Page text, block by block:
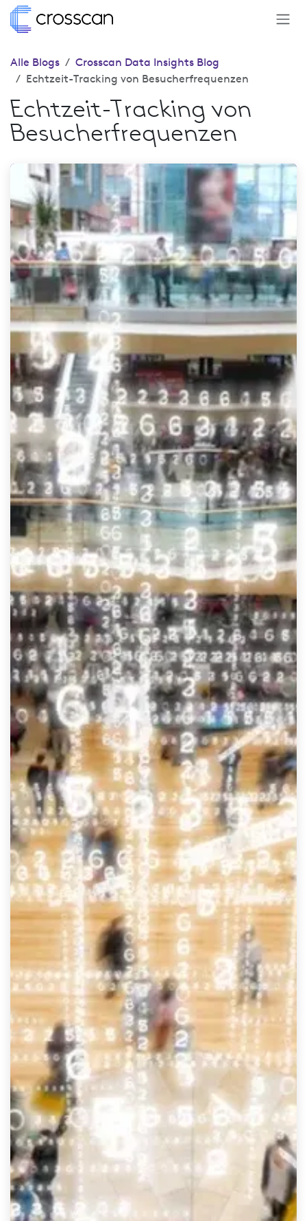
Zum Inhalt springen
Alle Blogs
Crosscan Data Insights Blog
Echtzeit-Tracking von Besucherfrequenzen
Echtzeit-Tracking von
Besucherfrequenzen